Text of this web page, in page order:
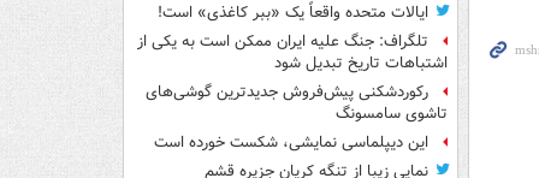
ایالات متحده واقعاً یک «ببر کاغذی» است!
تلگراف: جنگ علیه ایران ممکن است به یکی از
اشتباهات تاریخ تبدیل شود
رکوردشکنی پیش‌فروش جدیدترین گوشی‌های
تاشوی سامسونگ
این دیپلماسی نمایشی، شکست خورده است
نمایی زیبا از تنگه کریان جزیره قشم